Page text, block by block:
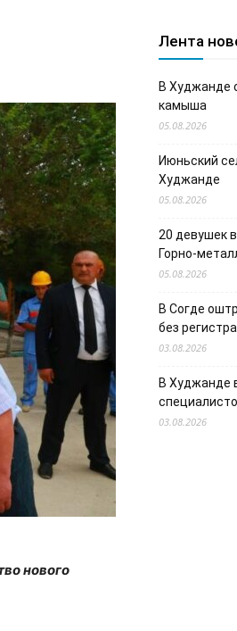
нового
Лента
В Худжанде
камыша
05.08.2026
Июньский
Худжанде
05.08.2026
20 девушек
Горно-
05.08.2026
В Согде
без
03.08.2026
В Худжанде
03.08.2026